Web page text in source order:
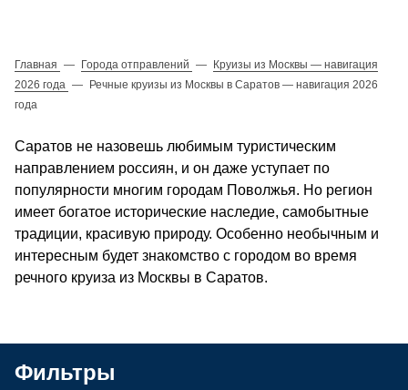
Главная — Города отправлений — Круизы из Москвы — навигация
2026 года — Речные круизы из Москвы в Саратов — навигация 2026
года
Саратов не назовешь любимым туристическим
направлением россиян, и он даже уступает по
популярности многим городам Поволжья. Но регион
имеет богатое исторические наследие, самобытные
традиции, красивую природу. Особенно необычным и
интересным будет знакомство с городом во время
речного круиза из Москвы в Саратов.
Фильтры